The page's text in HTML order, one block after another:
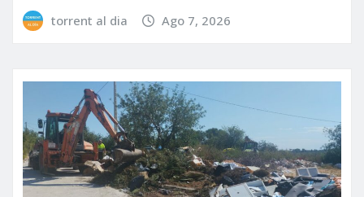
torrent al dia Ago 7, 2026